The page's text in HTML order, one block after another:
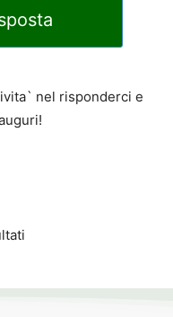
nel risponderci e